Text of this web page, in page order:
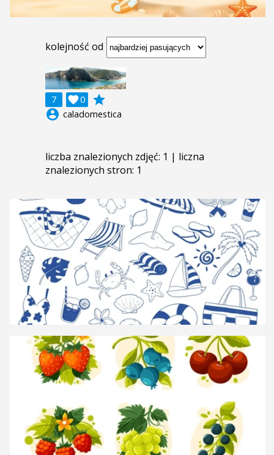
kolejność od
7 0

grade
account_circle caladomestica
liczba znalezionych zdjęć: 1 | liczna
znalezionych stron: 1